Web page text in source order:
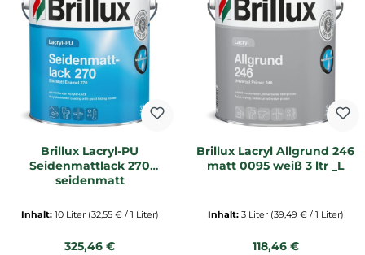
Brillux Lacryl-PU
Seidenmattlack 270
seidenmatt
Inhalt: 10 Liter (32,55 € / 1 Liter)
Regulärer Preis:
325,46 €
Brillux Lacryl Allgrund 246
matt 0095 weiß 3 ltr _L
Inhalt: 3 Liter (39,49 € / 1 Liter)
Regulärer Preis:
118,46 €